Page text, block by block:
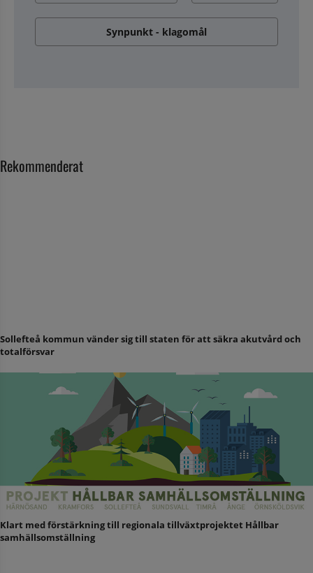
Synpunkt - klagomål
Rekommenderat
Sollefteå kommun vänder sig till staten för att säkra akutvård och
totalförsvar
Klart med förstärkning till regionala tillväxtprojektet Hållbar
samhällsomställning